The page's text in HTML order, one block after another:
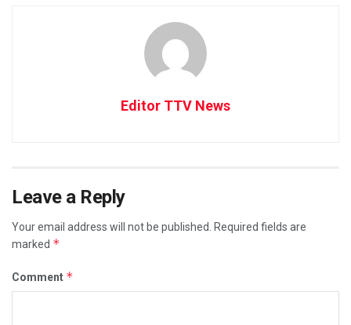
Editor TTV News
Leave a Reply
Your email address will not be published.
Required fields are
marked *
Comment *